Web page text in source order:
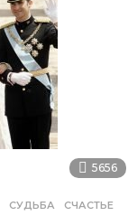
5656
,СУДЬБА ,СЧАСТЬЕ